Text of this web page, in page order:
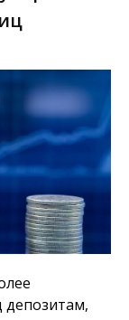
депозитам,